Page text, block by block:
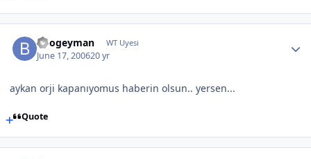
Boogeyman WT Uyesi
June 17, 200620 yr
aykan orji kapanıyomus haberin olsun.. yersen...
Quote